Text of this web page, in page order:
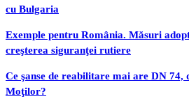
cu Bulgaria
Exemple pentru România. Măsuri
creşterea siguranţei rutiere
Ce şanse de reabilitare mai are DN 74,
Moţilor?